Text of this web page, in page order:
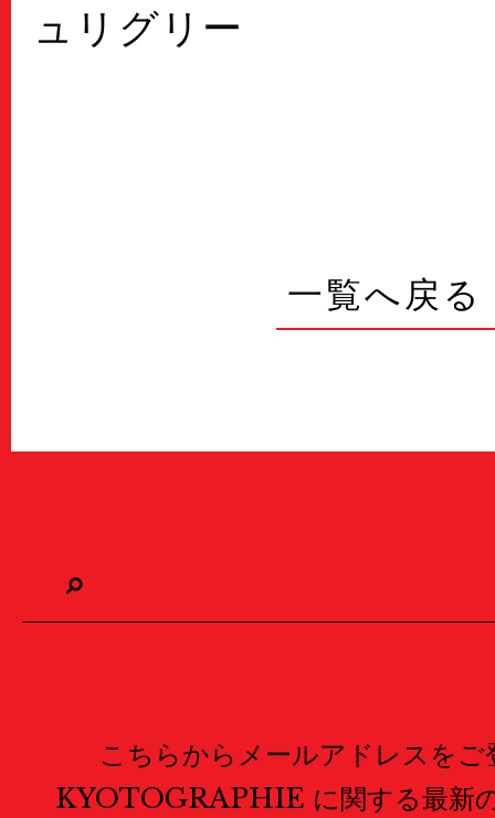
ュリグリー
一覧へ戻る
こちらからメールアドレスを
KYOTOGRAPHIE に関する最新